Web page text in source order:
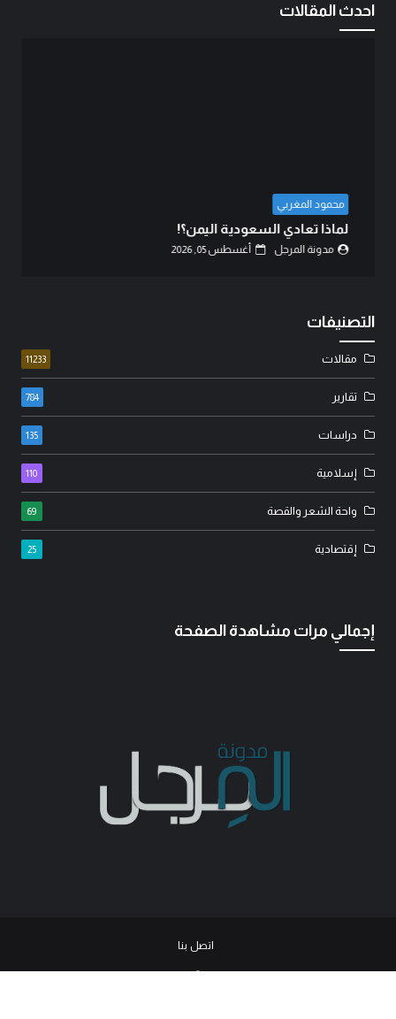
احدث المقالات
محمود المغربي
لماذا تعادي السعودية اليمن؟!
مدونة المرجل أغسطس 05, 2026
التصنيفات
مقالات 11233
تقارير 784
دراسات 135
إسلامية 110
واحة الشعر والقصة 69
إقتصادية 25
إجمالي مرات مشاهدة الصفحة
اتصل بنا